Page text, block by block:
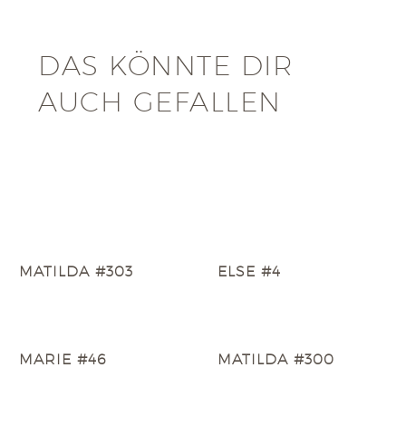
DAS KÖNNTE DIR
AUCH GEFALLEN
MATILDA #303 ELSE #4
MARIE #46 MATILDA #300